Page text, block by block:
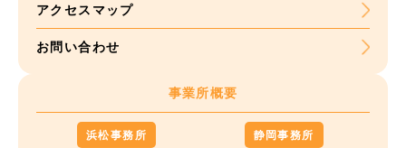
アクセスマップ
お問い合わせ
事業所概要
浜松事務所 静岡事務所